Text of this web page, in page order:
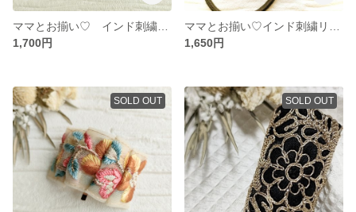
1,700円
1,650円
SOLD OUT SOLD OUT